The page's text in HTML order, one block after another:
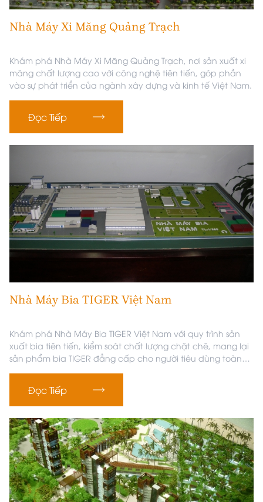
Nhà Máy Xi Măng Quảng Trạch
Khám phá Nhà Máy Xi Măng Quảng Trạch, nơi sản xuất xi
măng chất lượng cao với công nghệ tiên tiến, góp phần
vào sự phát triển của ngành xây dựng và kinh tế Việt Nam.
Đọc Tiếp
Nhà Máy Bia TIGER Việt Nam
Khám phá Nhà Máy Bia TIGER Việt Nam với quy trình sản
xuất bia tiên tiến, kiểm soát chất lượng chặt chẽ, mang lại
sản phẩm bia TIGER đẳng cấp cho người tiêu dùng toàn
Đọc Tiếp